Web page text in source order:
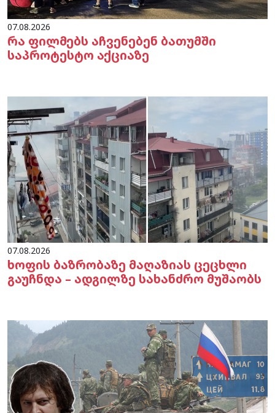
07.08.2026
რა ფილმებს აჩვენებენ ბათუმში
საპროტესტო აქციაზე
07.08.2026
ხოფის ბაზრობაზე მაღაზიას ცეცხლი
გაუჩნდა – ადგილზე სახანძრო მუშაობს